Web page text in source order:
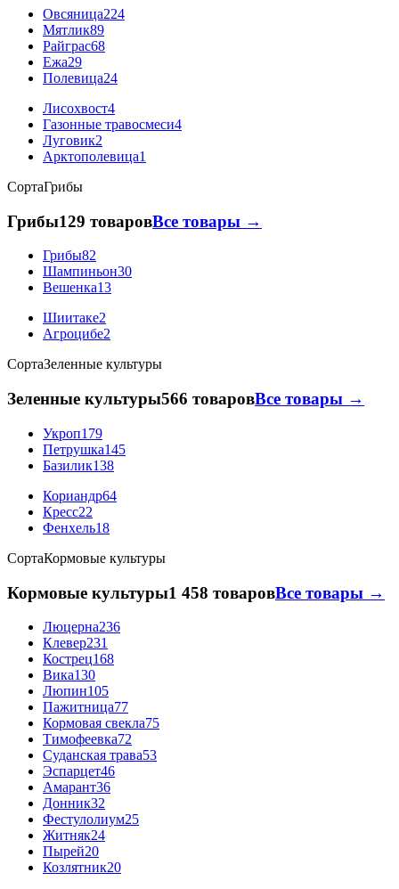
Овсяница224
Мятлик89
Райграс68
Ежа29
Полевица24
Лисохвост4
Газонные травосмеси4
Луговик2
Арктополевица1
СортаГрибы
Грибы129 товаровВсе товары →
Грибы82
Шампиньон30
Вешенка13
Шиитаке2
Агроцибе2
СортаЗеленные культуры
Зеленные культуры566 товаровВсе товары →
Укроп179
Петрушка145
Базилик138
Кориандр64
Кресс22
Фенхель18
СортаКормовые культуры
Кормовые культуры1 458 товаровВсе товары →
Люцерна236
Клевер231
Кострец168
Вика130
Люпин105
Пажитница77
Кормовая свекла75
Тимофеевка72
Суданская трава53
Эспарцет46
Амарант36
Донник32
Фестулолиум25
Житняк24
Пырей20
Козлятник20